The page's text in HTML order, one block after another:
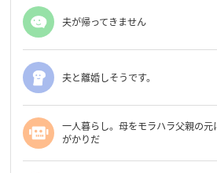
夫が帰ってきません
夫と離婚しそうです。
一人暮らし。母をモラハラ父親の元
がかりだ